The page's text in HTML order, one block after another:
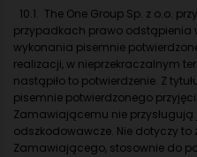
10.1. The One Group Sp. z o.o.
przypadkach prawo odstąpienia
wykonania pisemnie
realizacji, w nieprzekraczalnym
nastąpiło to potwierdzenie. Z
pisemnie potwierdzonego
Zamawiającemu nie przysługują
odszkodowawcze. Nie dotyczy to
Zamawiającego, stosownie do